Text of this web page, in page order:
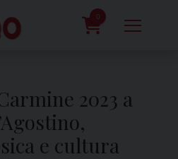
0
2023 a
e cultura